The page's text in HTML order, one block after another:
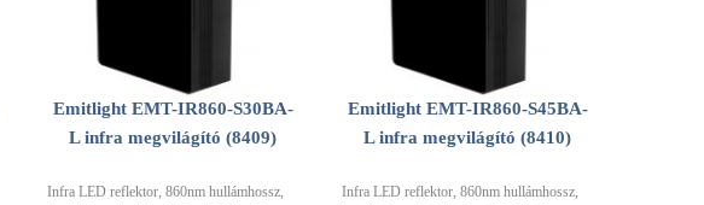
Emitlight EMT-IR860-S30BA-
L infra megvilágító (8409)
Infra LED reflektor, 860nm hullámhossz,
Emitlight EMT-IR860-S45BA-
L infra megvilágító (8410)
Infra LED reflektor, 860nm hullámhossz,